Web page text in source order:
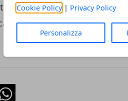
Cookie Policy| Privacy Policy
Personalizza
motivo". Il
e Casalvieri.